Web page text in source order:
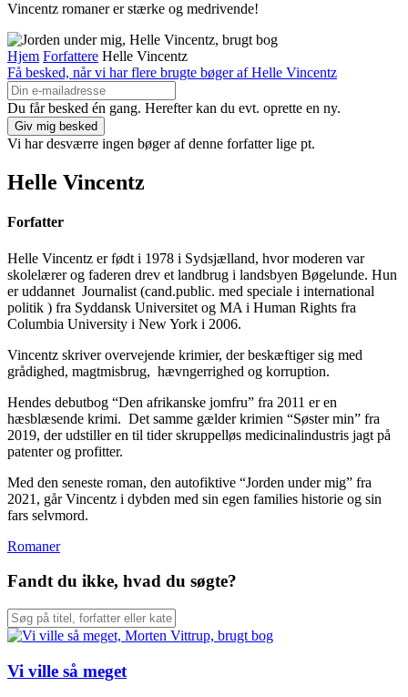
Vincentz romaner er stærke og medrivende!
Hjem Forfattere Helle Vincentz
Få besked, når vi har flere brugte bøger af Helle Vincentz
Du får besked én gang. Herefter kan du evt. oprette en ny.
Vi har desværre ingen bøger af denne forfatter lige pt.
Helle Vincentz
Forfatter
Helle Vincentz er født i 1978 i Sydsjælland, hvor moderen var
skolelærer og faderen drev et landbrug i landsbyen Bøgelunde. Hun
er uddannet Journalist (cand.public. med speciale i international
politik ) fra Syddansk Universitet og MA i Human Rights fra
Columbia University i New York i 2006.
Vincentz skriver overvejende krimier, der beskæftiger sig med
grådighed, magtmisbrug, hævngerrighed og korruption.
Hendes debutbog “Den afrikanske jomfru” fra 2011 er en
hæsblæsende krimi. Det samme gælder krimien “Søster min” fra
2019, der udstiller en til tider skruppelløs medicinalindustris jagt på
patenter og profitter.
Med den seneste roman, den autofiktive “Jorden under mig” fra
2021, går Vincentz i dybden med sin egen families historie og sin
fars selvmord.
Romaner
Fandt du ikke, hvad du søgte?
Vi ville så meget